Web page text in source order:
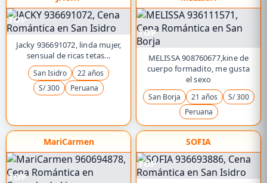
TOP
Jacky 936691072, linda mujer,
sensual de ricas tetas...
San Isidro
22 años
S/ 300
Peruana
TOP
MELISSA 908760677,kine de
cuerpo formadito, me gusta
el sexo
San Borja 21 años
S/ 300
Peruana
MariCarmen
TOP
SOFIA
TOP